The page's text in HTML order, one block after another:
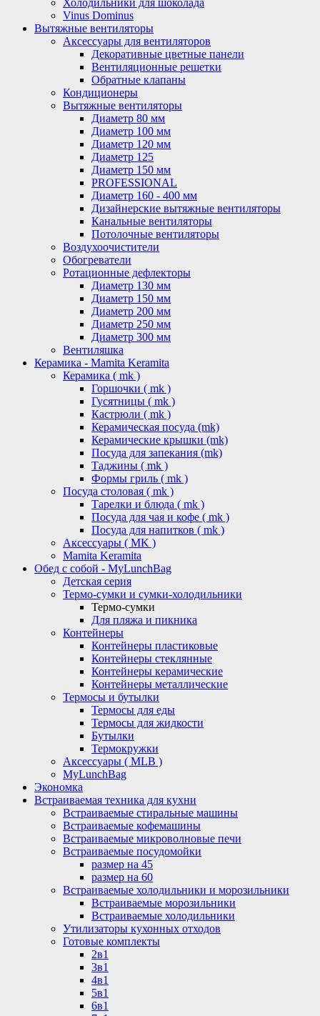
Холодильники для шоколада
Vinus Dominus
Вытяжные вентиляторы
Аксессуары для вентиляторов
Декоративные цветные панели
Вентиляционные решетки
Обратные клапаны
Кондиционеры
Вытяжные вентиляторы
Диаметр 80 мм
Диаметр 100 мм
Диаметр 120 мм
Диаметр 125
Диаметр 150 мм
PROFESSIONAL
Диаметр 160 - 400 мм
Дизайнерские вытяжные вентиляторы
Канальные вентиляторы
Потолочные вентиляторы
Воздухоочистители
Обогреватели
Ротационные дефлекторы
Диаметр 130 мм
Диаметр 150 мм
Диаметр 200 мм
Диаметр 250 мм
Диаметр 300 мм
Вентиляшка
Керамика - Mamita Keramita
Керамика ( mk )
Горшочки ( mk )
Гусятницы ( mk )
Кастрюли ( mk )
Керамическая посуда (mk)
Керамические крышки (mk)
Посуда для запекания (mk)
Таджины ( mk )
Формы гриль ( mk )
Посуда столовая ( mk )
Тарелки и блюда ( mk )
Посуда для чая и кофе ( mk )
Посуда для напитков ( mk )
Аксессуары ( MK )
Mamita Keramita
Обед с собой - MyLunchBag
Детская серия
Термо-сумки и сумки-холодильники
Термо-сумки
Для пляжа и пикника
Контейнеры
Контейнеры пластиковые
Контейнеры стеклянные
Контейнеры керамические
Контейнеры металлические
Термосы и бутылки
Термосы для еды
Термосы для жидкости
Бутылки
Термокружки
Аксессуары ( MLB )
MyLunchBag
Экономка
Встраиваемая техника для кухни
Встраиваемые стиральные машины
Встраиваемые кофемашины
Встраиваемые микроволновые печи
Встраиваемые посудомойки
размер на 45
размер на 60
Встраиваемые холодильники и морозильники
Встраиваемые морозильники
Встраиваемые холодильники
Утилизаторы кухонных отходов
Готовые комплекты
2в1
3в1
4в1
5в1
6в1